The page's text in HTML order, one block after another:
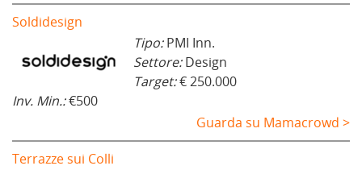
Soldidesign
Tipo:PMI Inn.
Settore:Design
Target:€ 250.000
Inv. Min.:€500
Guarda su Mamacrowd >
Terrazze sui Colli